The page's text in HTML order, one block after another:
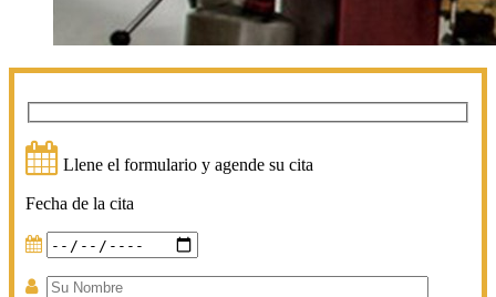
Llene el formulario y agende su cita
Fecha de la cita